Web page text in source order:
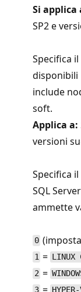
Si applica
SP2 e
Specifica
disponibili
include
soft.
Applica a:
versioni
Specifica
SQL
ammette
0
1 = LINUX
2 =
3 =